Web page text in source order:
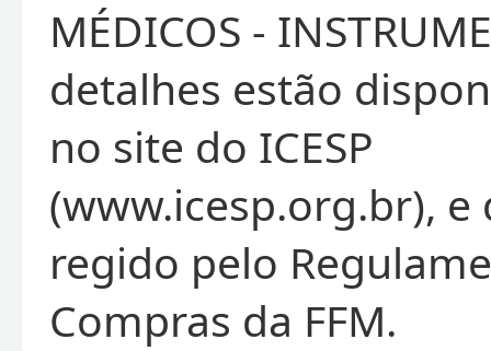
MÉDICOS -
detalhes estão
no site do ICESP
(www.icesp.org.br), e
regido pelo
Compras da FFM.